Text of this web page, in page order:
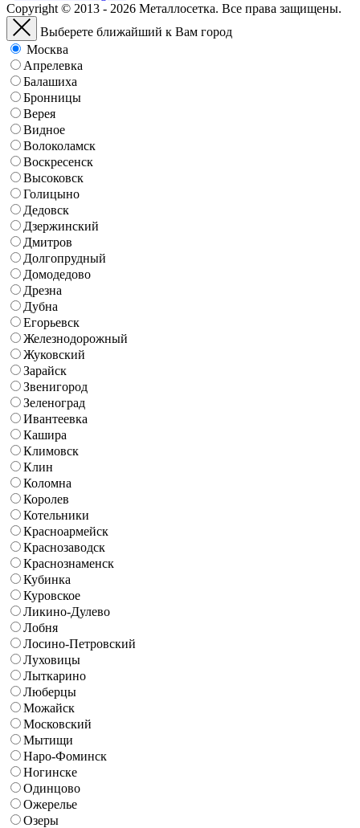
Copyright © 2013 - 2026 Металлосетка. Все права защищены.
Выберете ближайший к Вам город
Москва
Апрелевка
Балашиха
Бронницы
Верея
Видное
Волоколамск
Воскресенск
Высоковск
Голицыно
Дедовск
Дзержинский
Дмитров
Долгопрудный
Домодедово
Дрезна
Дубна
Егорьевск
Железнодорожный
Жуковский
Зарайск
Звенигород
Зеленоград
Ивантеевка
Кашира
Климовск
Клин
Коломна
Королев
Котельники
Красноармейск
Краснозаводск
Краснознаменск
Кубинка
Куровское
Ликино-Дулево
Лобня
Лосино-Петровский
Луховицы
Лыткарино
Люберцы
Можайск
Московский
Мытищи
Наро-Фоминск
Ногинске
Одинцово
Ожерелье
Озеры